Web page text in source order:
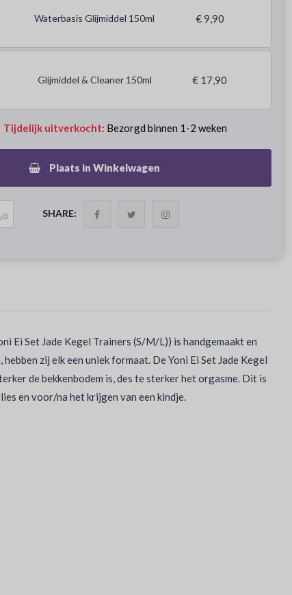
Waterbasis Glijmiddel 150ml € 9,90
Glijmiddel & Cleaner 150ml € 17,90
Tijdelijk uitverkocht: Bezorgd binnen 1-2 weken
Plaats in Winkelwagen
SHARE:
Ei Set Jade Kegel Trainers (S/M/L)) is handgemaakt en
zij elk een uniek formaat. De Yoni Ei Set Jade Kegel
de bekkenbodem is, des te sterker het orgasme. Dit is
en voor/na het krijgen van een kindje.